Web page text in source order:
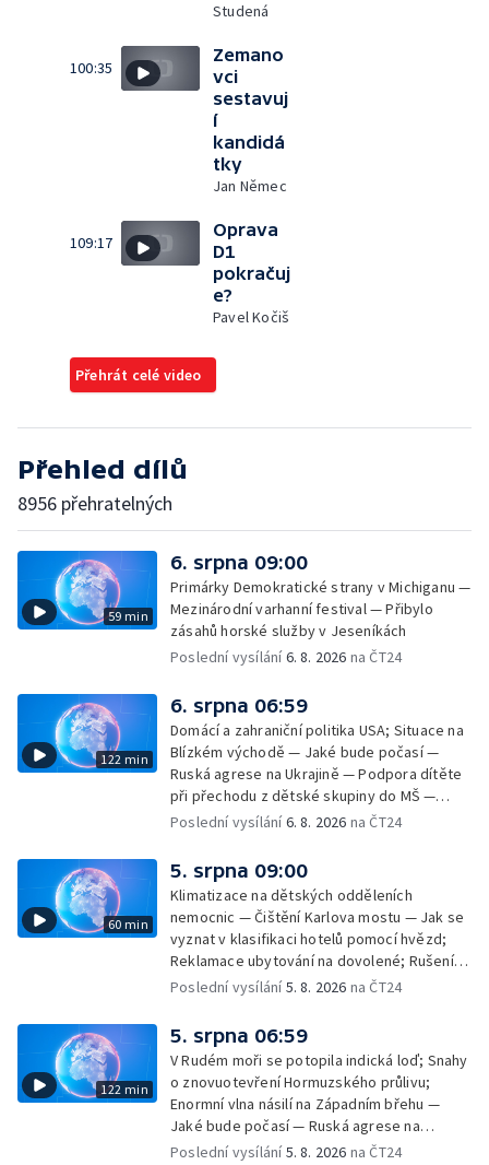
Studená
100:35
Zemano
vci
sestavuj
í
kandidá
tky
Jan Němec
109:17
Oprava
D1
pokračuj
e?
Pavel Kočiš
Přehrát celé video
Přehled dílů
8956 přehratelných
59 min
6. srpna 09:00
Primárky Demokratické strany v Michiganu —
Mezinárodní varhanní festival — Přibylo
zásahů horské služby v Jeseníkách
Poslední vysílání6. 8. 2026 na ČT24
122 min
6. srpna 06:59
Domácí a zahraniční politika USA; Situace na
Blízkém východě — Jaké bude počasí —
Ruská agrese na Ukrajině — Podpora dítěte
při přechodu z dětské skupiny do MŠ —
Filmové premiéry týdne — Dvě deci tuše v
rakovinu prsu
Poslední vysílání6. 8. 2026 na ČT24
60 min
5. srpna 09:00
Klimatizace na dětských odděleních
nemocnic — Čištění Karlova mostu — Jak se
vyznat v klasifikaci hotelů pomocí hvězd;
Reklamace ubytování na dovolené; Rušení
dovolené kvůli přírodním živlům; Práva
na dovolené v zahraničí; Platby a výběry na
dovolené v zahraničí — Těžba léčivé rašeliny
u Malé Morávky
Poslední vysílání5. 8. 2026 na ČT24
122 min
5. srpna 06:59
V Rudém moři se potopila indická loď; Snahy
o znovuotevření Hormuzského průlivu;
Enormní vlna násilí na Západním břehu —
Jaké bude počasí — Ruská agrese na
Ukrajině — Vliv veder na lidské orgány — Při
Poslední vysílání5. 8. 2026 na ČT24